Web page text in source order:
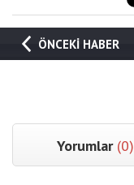
ÖNCEKİ HABER
Yorumlar (0)